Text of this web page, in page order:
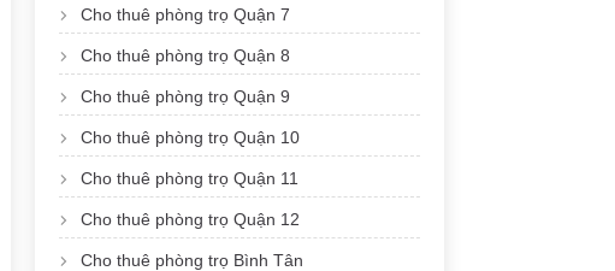
Cho thuê phòng trọ Quận 7
Cho thuê phòng trọ Quận 8
Cho thuê phòng trọ Quận 9
Cho thuê phòng trọ Quận 10
Cho thuê phòng trọ Quận 11
Cho thuê phòng trọ Quận 12
Cho thuê phòng trọ Bình Tân